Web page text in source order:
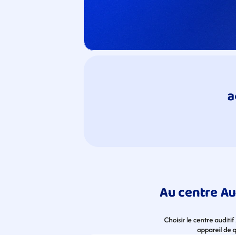
Au centre
Choisir le centre auditif
appareil de